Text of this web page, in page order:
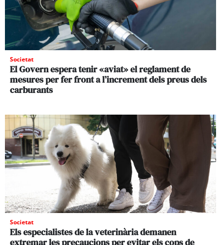
Societat
El Govern espera tenir «aviat» el reglament de
mesures per fer front a l’increment dels preus dels
carburants
Societat
Els especialistes de la veterinària demanen
extremar les precaucions per evitar els cops de